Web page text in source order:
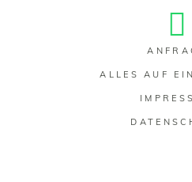
ALLES AUF